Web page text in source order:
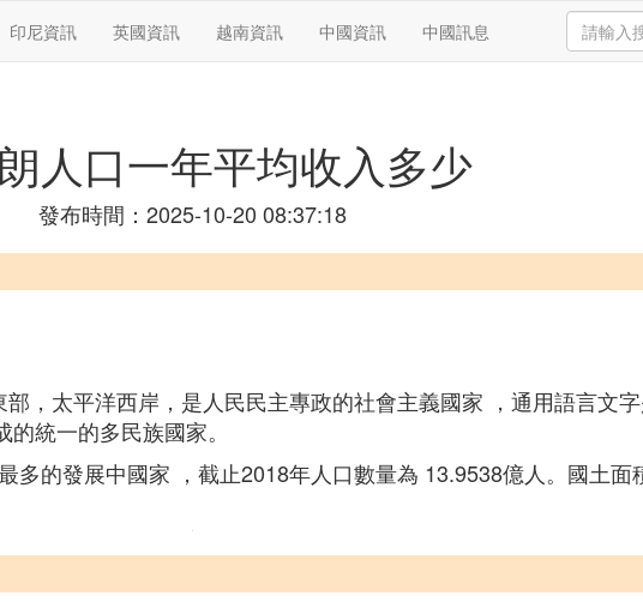
印尼資訊 英國資訊 越南資訊 中國資訊 中國訊息
人口一年平均收入多少
發布時間：2025-10-20 08:37:18
，太平洋西岸，是人民民主專政的社會主義國家 ，通用語言文
統一的多民族國家。
多的發展中國家 ，截止2018年人口數量為 13.9538億人。國土面